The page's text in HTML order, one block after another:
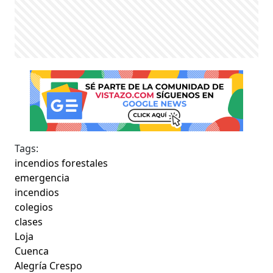
Tags:
incendios forestales
emergencia
incendios
colegios
clases
Loja
Cuenca
Alegría Crespo